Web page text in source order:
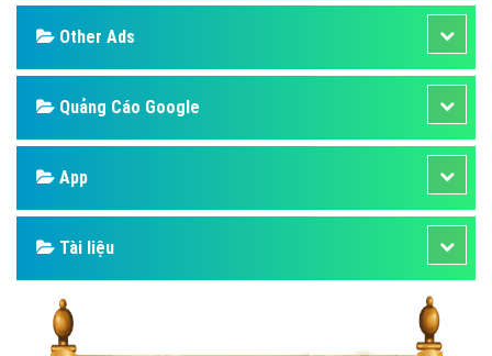
Other Ads
Quảng Cáo Google
App
Tài liệu